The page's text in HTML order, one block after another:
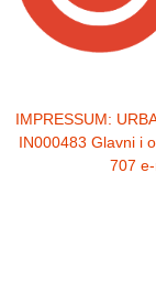
IMPRESSUM:
IN000483 Glavni i
707